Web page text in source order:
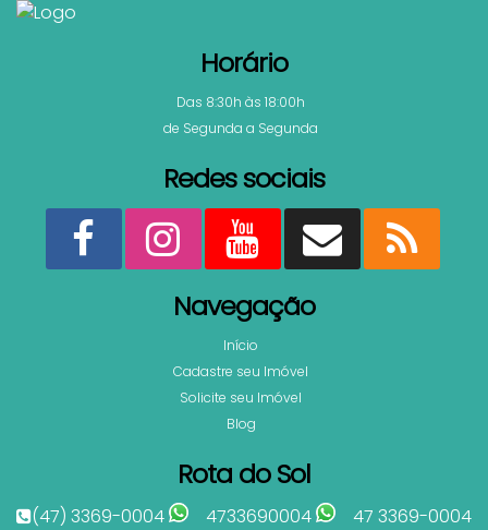
Horário
Das 8:30h às 18:00h
de Segunda a Segunda
Redes sociais
Navegação
Início
Cadastre seu Imóvel
Solicite seu Imóvel
Blog
Rota do Sol
(47) 3369-0004 4733690004
47 3369-0004